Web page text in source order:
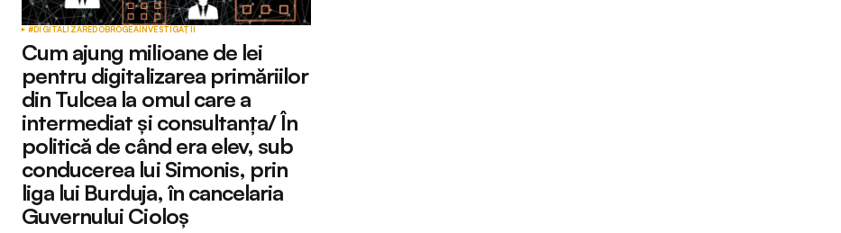
#DIGITALIZAREDOBROGEAINVESTIGAȚII
Cum ajung milioane de lei
pentru digitalizarea primăriilor
din Tulcea la omul care a
intermediat și consultanța/ În
politică de când era elev, sub
conducerea lui Simonis, prin
liga lui Burduja, în cancelaria
Guvernului Cioloș